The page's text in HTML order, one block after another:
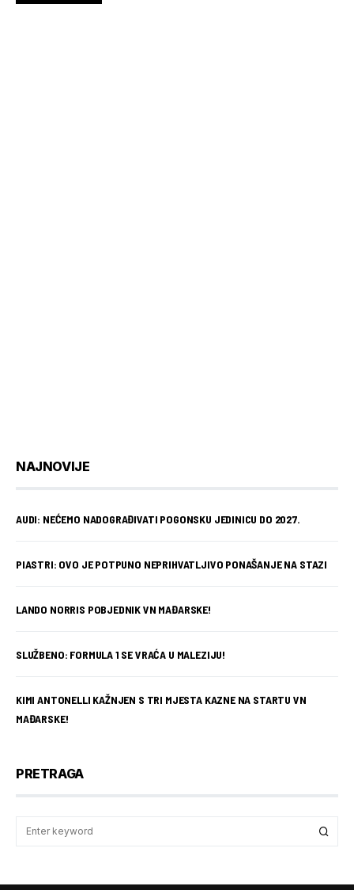
NAJNOVIJE
AUDI: NEĆEMO NADOGRAĐIVATI POGONSKU JEDINICU DO 2027.
PIASTRI: OVO JE POTPUNO NEPRIHVATLJIVO PONAŠANJE NA STAZI
LANDO NORRIS POBJEDNIK VN MAĐARSKE!
SLUŽBENO: FORMULA 1 SE VRAĆA U MALEZIJU!
KIMI ANTONELLI KAŽNJEN S TRI MJESTA KAZNE NA STARTU VN
MAĐARSKE!
PRETRAGA